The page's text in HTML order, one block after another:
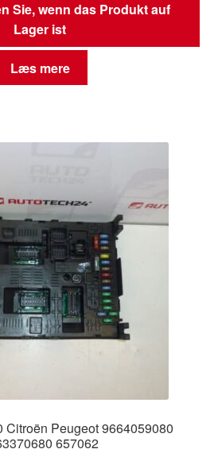
Sie, wenn das Produkt auf
Lager ist
Læs mere
Citroën Peugeot 9664059080
657062